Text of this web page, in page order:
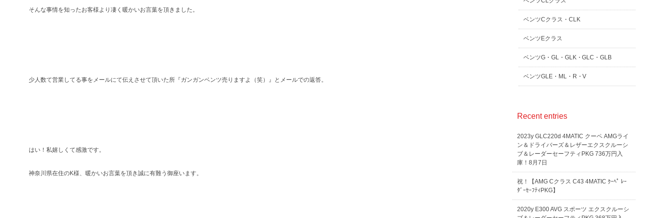
そんな事情を知ったお客様より凄く暖かいお言葉を頂きました。
少人数て営業してる事をメールにて伝えさせて頂いた所『ガンガンベンツ売りますよ（笑）』とメールでの返答。
はい！私嬉しくて感激です。
神奈川県在住のK様、暖かいお言葉を頂き誠に有難う御座います。
ベンツCクラス・CLK
ベンツEクラス
ベンツG・GL・GLK・GLC・GLB
ベンツGLE・ML・R・V
Recent entries
2023y GLC220d 4MATIC クーペ AMGライ
ン＆ドライバーズ＆レザーエクスクルーシ
ブ＆レーダーセーフティPKG 736万円入
庫！8月7日
祝！【AMG Cクラス C43 4MATIC ｸｰﾍﾟ ﾚｰ
ﾀﾞｰｾｰﾌﾃｨPKG】
2020y E300 AVG スポーツ エクスクルーシ